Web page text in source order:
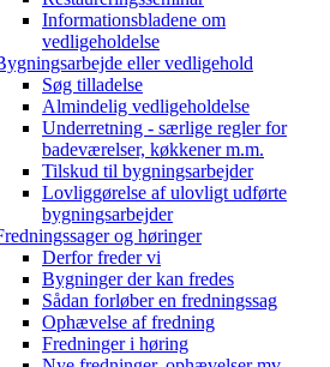
Informationsbladene om
vedligeholdelse
eller vedligehold
Søg tilladelse
Almindelig vedligeholdelse
Underretning - særlige regler for
badeværelser, køkkener m.m.
Tilskud til bygningsarbejder
Lovliggørelse af ulovligt udførte
bygningsarbejder
og høringer
Derfor freder vi
Bygninger der kan fredes
Sådan forløber en fredningssag
Ophævelse af fredning
Fredninger i høring